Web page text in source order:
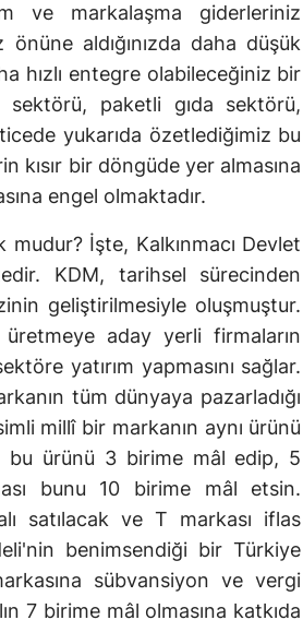
ve markalaşma giderleriniz
aldığınızda daha düşük
hızlı entegre olabileceğiniz bir
sektörü, paketli gıda sektörü,
yukarıda özetlediğimiz bu
kısır bir döngüde yer almasına
engel olmaktadır.
mudur? İşte, Kalkınmacı Devlet
KDM, tarihsel sürecinden
geliştirilmesiyle oluşmuştur.
aday yerli firmaların
yatırım yapmasını sağlar.
tüm dünyaya pazarladığı
millî bir markanın aynı ürünü
bu ürünü 3 birime mâl edip, 5
bunu 10 birime mâl etsin.
satılacak ve T markası iflas
benimsendiği bir Türkiye
sübvansiyon ve vergi
7 birime mâl olmasına katkıda